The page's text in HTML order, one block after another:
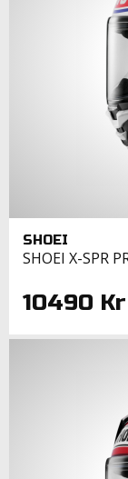
SHOEI
SHOEI X-SPR
10490 Kr